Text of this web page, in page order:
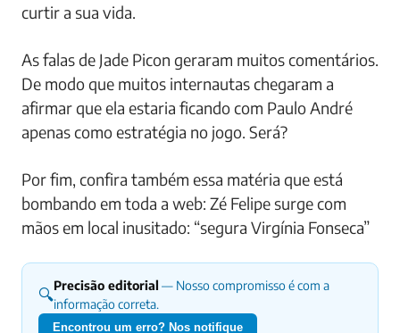
curtir a sua vida.
As falas de Jade Picon geraram muitos comentários.
De modo que muitos internautas chegaram a
afirmar que ela estaria ficando com Paulo André
apenas como estratégia no jogo. Será?
Por fim, confira também essa matéria que está
bombando em toda a web: Zé Felipe surge com
mãos em local inusitado: “segura Virgínia Fonseca”
🔍Precisão editorial — Nosso compromisso é com a
informação correta.
Encontrou um erro? Nos notifique